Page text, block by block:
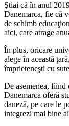
Ştiai că în anul
Danemarca, fie că
de schimb
aici, care atrage
În plus, oricare
alege în această
împrieteneşti cu
De asemenea, fiind
Danemarca oferă
daneză, pe care le
integrezi mai bine